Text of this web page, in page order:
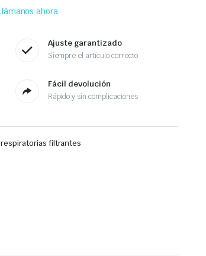
ahora
Ajuste garantizado
Siempre el artículo correcto
Fácil devolución
Rápido y sin complicaciones
filtrantes